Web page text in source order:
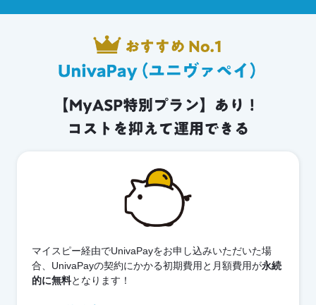
マイスピー経由でUnivaPayをお申し込みいただいた場
合、UnivaPayの契約にかかる初期費用と月額費用が永続
的に無料となります！